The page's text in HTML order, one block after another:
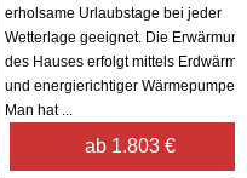
erholsame Urlaubstage bei jeder
Wetterlage geeignet. Die Erwärmung
des Hauses erfolgt mittels Erdwärme
und energierichtiger Wärmepumpe.
Man hat ...
ab 1.803 €